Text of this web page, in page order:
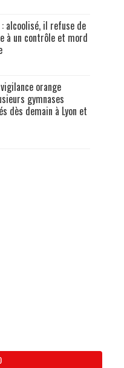
alcoolisé, il refuse de
à un contrôle et mord
orange
gymnases
dès demain à Lyon et